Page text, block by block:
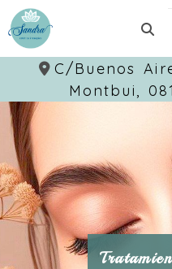
C/Buenos
Montbui,